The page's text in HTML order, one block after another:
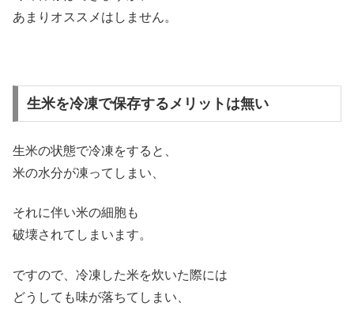
あまりオススメはしません。
生米を冷凍で保存するメリットは無い
生米の状態で冷凍をすると、
米の水分が凍ってしまい、
それに伴い米の細胞も
破壊されてしまいます。
ですので、冷凍した米を炊いた際には
どうしても味が落ちてしまい、